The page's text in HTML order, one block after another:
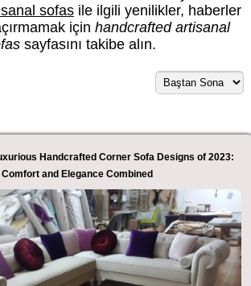
sofasile ilgili yenilikler, haberler
içinhandcrafted artisanal
sayfasını takibe alın.
Handcrafted Corner Sofa Designs of 2023:
Comfort and Elegance Combined